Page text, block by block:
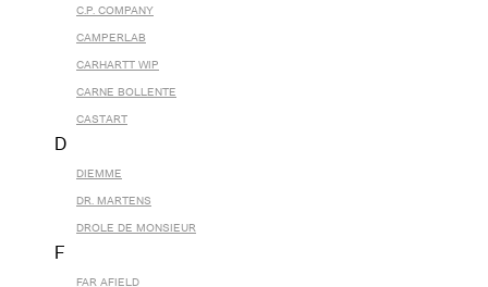
C.P. COMPANY
CAMPERLAB
CARHARTT WIP
CARNE BOLLENTE
CASTART
D
DIEMME
DR. MARTENS
DROLE DE MONSIEUR
F
FAR AFIELD